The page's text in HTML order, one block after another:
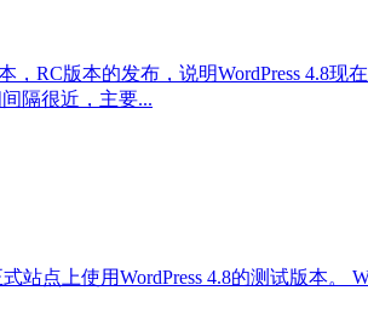
，RC版本的发布，说明WordPress 4.8现
隔很近，主要...
点上使用WordPress 4.8的测试版本。